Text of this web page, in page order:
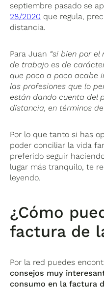
septiembre pasado se
28/2020 que regula,
distancia.
Para Juan “si bien por
de trabajo es de
que poco a poco acabe
las profesiones que lo
están dando cuenta del
distancia, en términos
Por lo que tanto si has
poder conciliar la vida
preferido seguir
lugar más tranquilo, te
leyendo.
¿Cómo
factura de
Por la red puedes
consejos muy
consumo en la factura